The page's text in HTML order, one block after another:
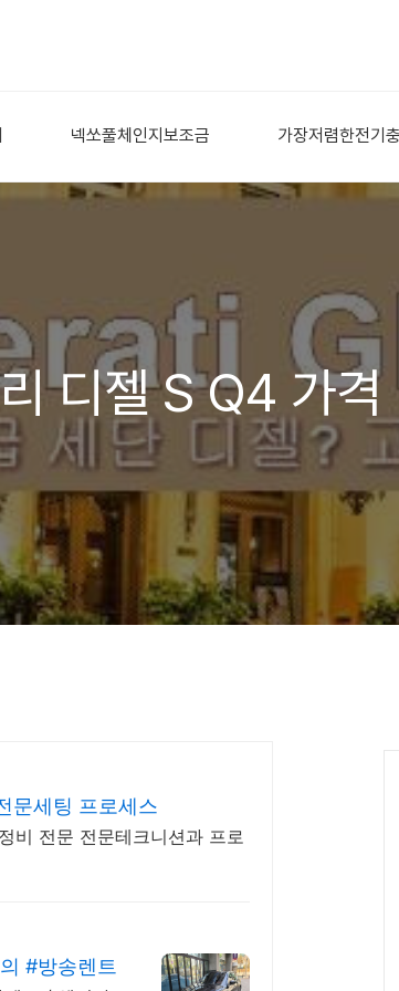
넥쏘풀체인지보조금 가장저렴한전기
디젤 S Q4 가격
문세팅 프로세스
비 전문 전문테크니션과 프로
#방송렌트